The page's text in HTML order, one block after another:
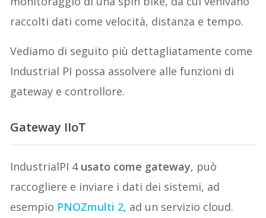
raccolti dati come velocità, distanza e tempo.
Vediamo di seguito più dettagliatamente come
Industrial PI possa assolvere alle funzioni di
gateway e controllore.
Gateway IIoT
IndustrialPI 4 usato come gateway, può
raccogliere e inviare i dati dei sistemi, ad
esempio PNOZmulti 2, ad un servizio cloud.